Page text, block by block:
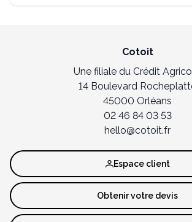
Cotoit
Une filiale du Crédit
14 Boulevard
45000 Orléans
02 46 84 03 53
hello@cotoit.fr
Espace client
Obtenir votre devis